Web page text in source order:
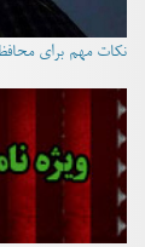
نکات مهم برای